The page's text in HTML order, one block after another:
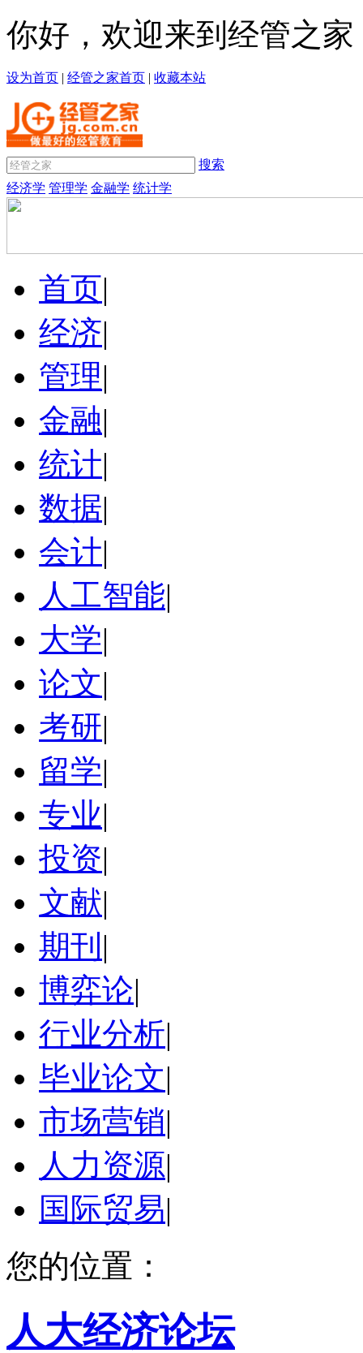
你好，欢迎来到经管之家
设为首页 | 经管之家首页 | 收藏本站
搜索
经济学 管理学 金融学 统计学
首页|
经济|
管理|
金融|
统计|
数据|
会计|
人工智能|
大学|
论文|
考研|
留学|
专业|
投资|
文献|
期刊 |
博弈论|
行业分析|
毕业论文|
市场营销|
人力资源|
国际贸易|
您的位置：
人大经济论坛